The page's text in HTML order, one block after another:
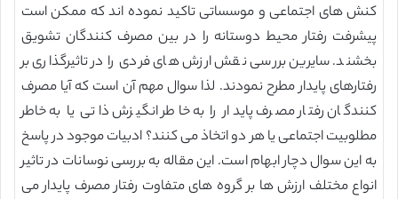
کنش های اجتماعی و موسساتی تاکید نموده اند که ممکن است
پیشرفت رفتار محیط دوستانه را در بین مصرف کنندگان تشویق
بخشند. سایرین بررسی نقش ارزش های فردی را در تاثیرگذاری بر
رفتارهای پایدار مطرح نمودند. لذا سوال مهم آن است که آیا مصرف
کنندگان رفتار مصرف پایدار را به خاطر انگیزش ذاتی یا به خاطر
مطلوبیت اجتماعی یا هر دو اتخاذ می کنند؟ ادبیات موجود در پاسخ
به این سوال دچار ابهام است. این مقاله به بررسی نوسانات در تاثیر
انواع مختلف ارزش ها بر گروه های متفاوت رفتار مصرف پایدار می